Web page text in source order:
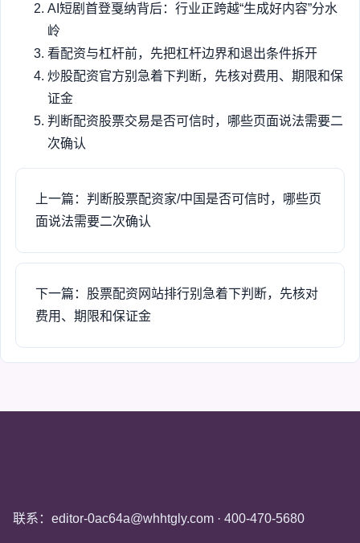
AI短剧首登戛纳背后：行业正跨越“生成好内容”分水
岭
看配资与杠杆前，先把杠杆边界和退出条件拆开
炒股配资官方别急着下判断，先核对费用、期限和保
证金
判断配资股票交易是否可信时，哪些页面说法需要二
次确认
上一篇：判断股票配资家/中国是否可信时，哪些页
面说法需要二次确认
下一篇：股票配资网站排行别急着下判断，先核对
费用、期限和保证金
联系：editor-0ac64a@whhtgly.com · 400-470-5680